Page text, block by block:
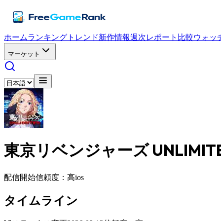
ホームランキング トレンド新作情報週次レポート 比較ウォッ
マーケット
東京リベンジャーズ
配信開始信頼度：高ios
タイムライン